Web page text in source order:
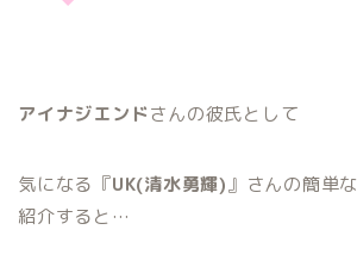
アイナジエンドさんの彼氏として
気になる『UK(清水勇輝)』さんの簡単な
紹介すると…